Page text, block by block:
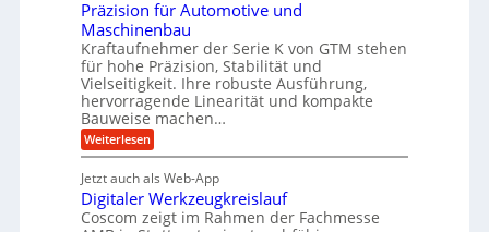
c
h
n
d
e
t
r
i
e
b
e
f
ü
n
d
A
u
f
t
r
a
g
s
e
e
n
v
o
n
K
I
w
i
c
h
t
i
n
s
t
a
n
g
e
n
g
e
t
r
i
e
b
Präzision für Automotive und
Maschinenbau
Kraftaufnehmer der Serie K von GTM stehen
für hohe Präzision, Stabilität und
Vielseitigkeit. Ihre robuste Ausführung,
hervorragende Linearität und kompakte
Bauweise machen…
Weiterlesen:
P
ä
z
i
Jetzt auch als Web-App
Digitaler Werkzeugkreislauf
Coscom zeigt im Rahmen der Fachmesse